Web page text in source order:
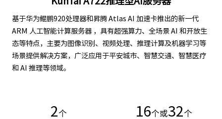
基于华为鲲鹏920处理器和昇腾 Atlas AI 加速卡推出的新一代
ARM 人工智能计算服务器 ，具有超强算力、全场景 AI 和开放生
态等特点，主要为图像识别、视频处理、推理计算及机器学习等
场景提供解决方案，广泛应用于平安城市、智慧交通、智慧医疗
和 AI 推理等领域。
2 个 16个或32 个